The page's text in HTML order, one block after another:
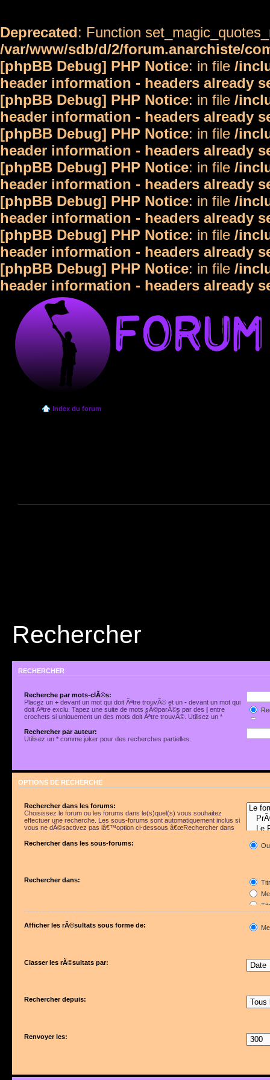
Deprecated: Function
/var/www/sdb/d/2/forum.anarchiste/
[phpBB Debug] PHP Notice: in file /
header information - headers already
[phpBB Debug] PHP Notice: in file /
header information - headers already
[phpBB Debug] PHP Notice: in file /
header information - headers already
[phpBB Debug] PHP Notice: in file /
header information - headers already
[phpBB Debug] PHP Notice: in file /
header information - headers already
[phpBB Debug] PHP Notice: in file /
header information - headers already
[phpBB Debug] PHP Notice: in file /
header information - headers already
Index du forum
Rechercher
RECHERCHER
Recherche par mots-clÃ©s:
Placez un+ devant un mot qui doit Ãªtre trouvÃ© et un- devant un mot qui
doit Ãªtre exclu. Tapez une suite de mots sÃ©parÃ©s par des| entre
crochets si uniquement un des mots doit Ãªtre trouvÃ©. Utilisez un *
Rechercher par auteur:
Utilisez un * comme joker pour des recherches partielles.
OPTIONS DE RECHERCHE
Rechercher dans les forums:
Choisissez le forum ou les forums dans le(s)quel(s) vous souhaitez
effectuer une recherche. Les sous-forums sont automatiquement inclus si
vous ne dÃ©sactivez pas lâ€™option ci-dessous â€œRechercher dans
Rechercher dans les sous-forums:
Rechercher dans:
Afficher les rÃ©sultats sous forme de:
Classer les rÃ©sultats par:
Rechercher depuis:
Renvoyer les: